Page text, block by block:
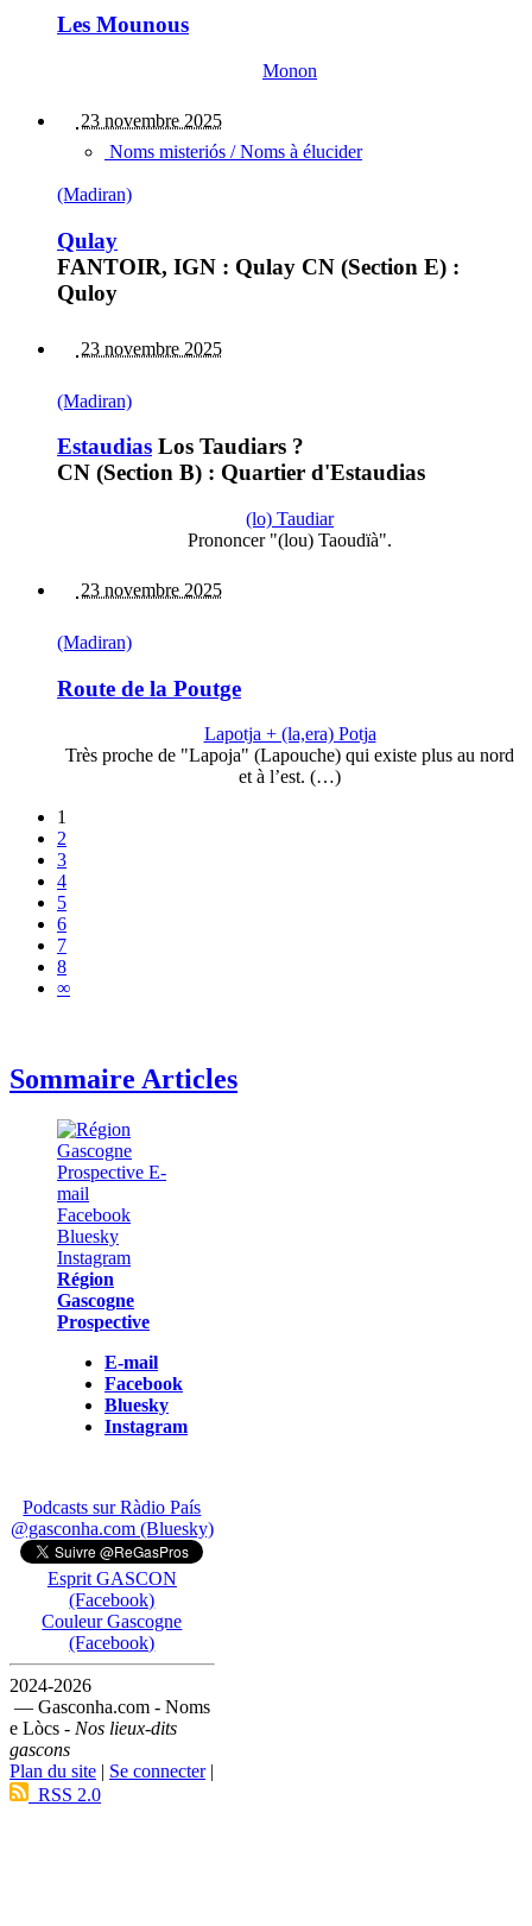
Les Mounous
Monon
23 novembre 2025
Noms misteriós / Noms à élucider
(Madiran)
Qulay
FANTOIR, IGN : Qulay CN (Section E) :
Quloy
23 novembre 2025
(Madiran)
Estaudias Los Taudiars ?
CN (Section B) : Quartier d'Estaudias
(lo) Taudiar
Prononcer "(lou) Taoudïà".
23 novembre 2025
(Madiran)
Route de la Poutge
Lapotja + (la,era) Potja
Très proche de "Lapoja" (Lapouche) qui existe plus au nord
et à l’est. (…)
1
2
3
4
5
6
7
8
∞
Sommaire Articles
Région
Gascogne
Prospective
E-mail
Facebook
Bluesky
Instagram
Podcasts sur Ràdio País
@gasconha.com (Bluesky)
Esprit GASCON
(Facebook)
Couleur Gascogne
(Facebook)
2024-2026
— Gasconha.com - Noms
e Lòcs - Nos lieux-dits
gascons
Plan du site | Se connecter|
RSS 2.0